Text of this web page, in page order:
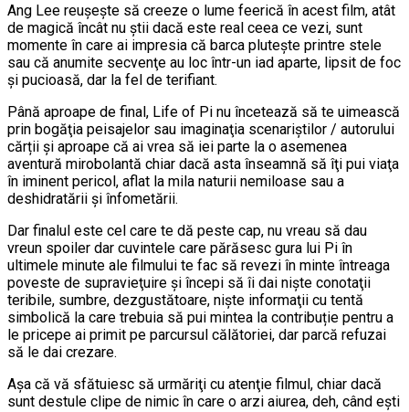
Ang Lee reuşeşte să creeze o lume feerică în acest film, atât
de magică încât nu ştii dacă este real ceea ce vezi, sunt
momente în care ai impresia că barca pluteşte printre stele
sau că anumite secvenţe au loc într-un iad aparte, lipsit de foc
şi pucioasă, dar la fel de terifiant.
Până aproape de final, Life of Pi nu încetează să te uimească
prin bogăţia peisajelor sau imaginaţia scenariștilor / autorului
cărții şi aproape că ai vrea să iei parte la o asemenea
aventură mirobolantă chiar dacă asta înseamnă să îţi pui viaţa
în iminent pericol, aflat la mila naturii nemiloase sau a
deshidratării şi înfometării.
Dar finalul este cel care te dă peste cap, nu vreau să dau
vreun spoiler dar cuvintele care părăsesc gura lui Pi în
ultimele minute ale filmului te fac să revezi în minte întreaga
poveste de supravieţuire şi începi să îi dai nişte conotaţii
teribile, sumbre, dezgustătoare, nişte informaţii cu tentă
simbolică la care trebuia să pui mintea la contribuție pentru a
le pricepe ai primit pe parcursul călătoriei, dar parcă refuzai
să le dai crezare.
Aşa că vă sfătuiesc să urmăriţi cu atenţie filmul, chiar dacă
sunt destule clipe de nimic în care o arzi aiurea, deh, când eşti